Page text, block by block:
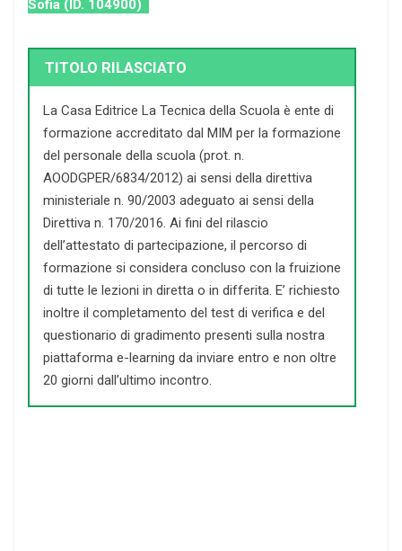
Sofia (ID. 104900)
TITOLO RILASCIATO
La Casa Editrice La Tecnica della Scuola è ente di
formazione accreditato dal MIM per la formazione
del personale della scuola (prot. n.
AOODGPER/6834/2012) ai sensi della direttiva
ministeriale n. 90/2003 adeguato ai sensi della
Direttiva n. 170/2016. Ai fini del rilascio
dell’attestato di partecipazione, il percorso di
formazione si considera concluso con la fruizione
di tutte le lezioni in diretta o in differita. E’ richiesto
inoltre il completamento del test di verifica e del
questionario di gradimento presenti sulla nostra
piattaforma e-learning da inviare entro e non oltre
20 giorni dall’ultimo incontro.